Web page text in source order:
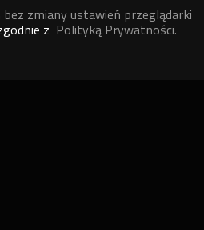
bez zmiany ustawień przeglądarki
z Polityką Prywatności.